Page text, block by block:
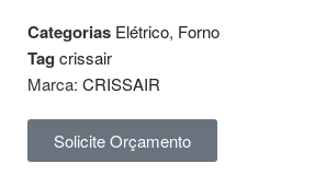
Categorias Elétrico, Forno
Tag crissair
Marca: CRISSAIR
Solicite Orçamento